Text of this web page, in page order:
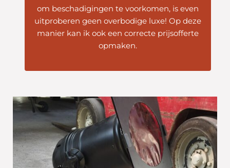
om beschadigingen te voorkomen, is even
uitproberen geen overbodige luxe! Op deze
manier kan ik ook een correcte prijsofferte
opmaken.